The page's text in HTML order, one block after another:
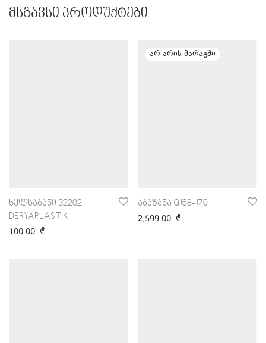
მსგავსი პროდუქტები
ხელსაბანი 32202
DERYAPLASTIK
100.00 ₾
აბაზანა Q168-170
2,599.00 ₾